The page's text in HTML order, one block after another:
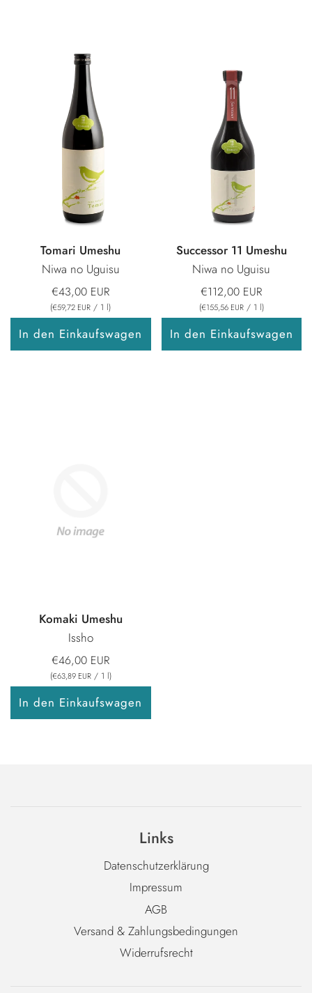
Tomari Umeshu
Niwa no Uguisu
€43,00 EUR
(€59,72 EUR / 1 l)
In den Einkaufswagen
Successor 11 Umeshu
Niwa no Uguisu
€112,00 EUR
(€155,56 EUR / 1 l)
In den Einkaufswagen
Komaki Umeshu
Issho
€46,00 EUR
(€63,89 EUR / 1 l)
In den Einkaufswagen
Links
Datenschutzerklärung
Impressum
AGB
Versand & Zahlungsbedingungen
Widerrufsrecht